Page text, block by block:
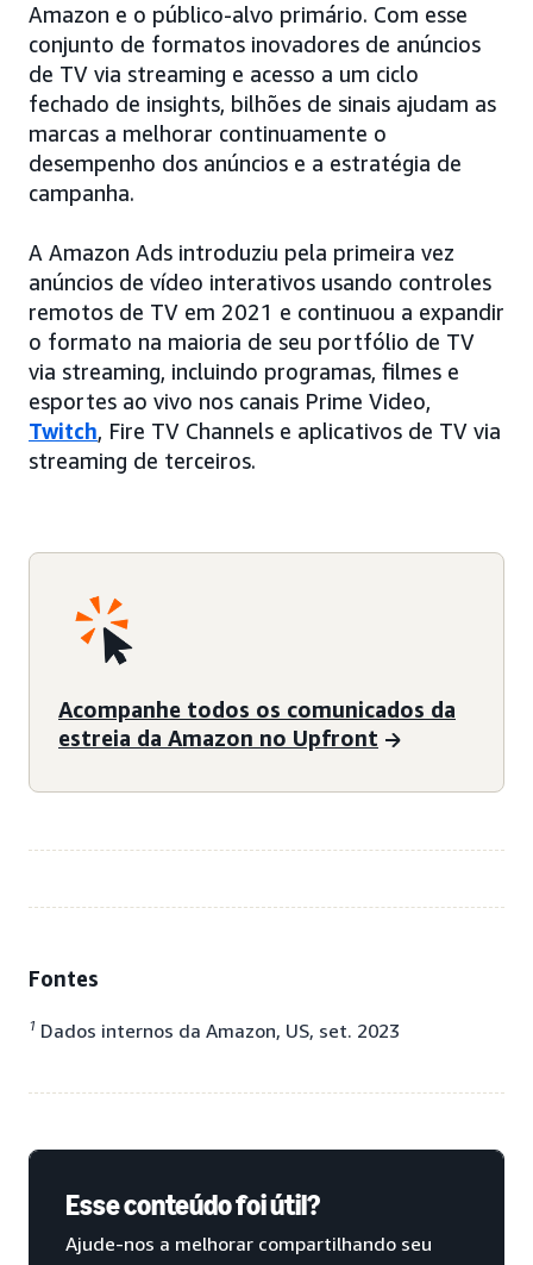
Amazon e o público-alvo primário. Com esse
conjunto de formatos inovadores de anúncios
de TV via streaming e acesso a um ciclo
fechado de insights, bilhões de sinais ajudam as
marcas a melhorar continuamente o
desempenho dos anúncios e a estratégia de
campanha.
A Amazon Ads introduziu pela primeira vez
anúncios de vídeo interativos usando controles
remotos de TV em 2021 e continuou a expandir
o formato na maioria de seu portfólio de TV
via streaming, incluindo programas, filmes e
esportes ao vivo nos canais Prime Video,
Twitch, Fire TV Channels e aplicativos de TV via
streaming de terceiros.
Acompanhe todos os comunicados da
estreia da Amazon no Upfront
Fontes
1 Dados internos da Amazon, US, set. 2023
Esse conteúdo foi útil?
Ajude-nos a melhorar compartilhando seu